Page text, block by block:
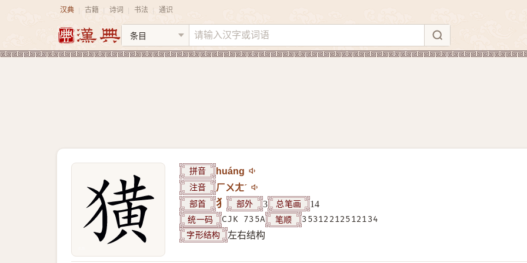
汉典 古籍 诗词 书法 通识
拼音 huáng
注音 ㄏㄨㄤˊ
部首 犭 部外 3 总笔画 14
统一码 CJK 735A 笔顺 35312212512134
字形结构 左右结构